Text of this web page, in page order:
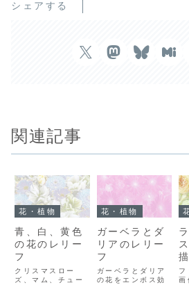
シェアする
関連記事
花・植物
青、白、黄色
の花のレリー
フ
クリスマスロー
ズ、マム、チュー
花・植物
ガーベラとダ
リアのレリー
フ
ガーベラとダリア
の花をエンボス効
画